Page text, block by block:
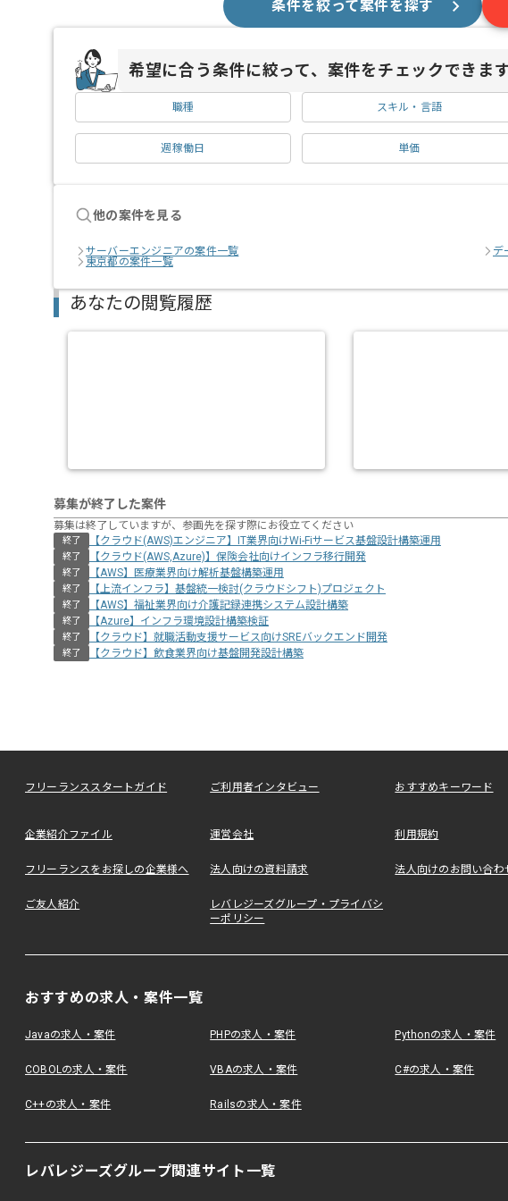
条件を絞って案件を探す
希望に合う条件に絞って、案件をチェックできます
職種 スキル・言語
週稼働日 単価
他の案件を見る
サーバーエンジニアの案件一覧
デ
東京都の案件一覧
あなたの閲覧履歴
募集が終了した案件
募集は終了していますが、参画先を探す際にお役立てください
終了 【クラウド(AWS)エンジニア】IT業界向けWi-Fiサービス基盤設計構築運用
終了 【クラウド(AWS,Azure)】保険会社向けインフラ移行開発
終了 【AWS】医療業界向け解析基盤構築運用
終了 【上流インフラ】基盤統一検討(クラウドシフト)プロジェクト
終了 【AWS】福祉業界向け介護記録連携システム設計構築
終了 【Azure】インフラ環境設計構築検証
終了 【クラウド】就職活動支援サービス向けSREバックエンド開発
終了 【クラウド】飲食業界向け基盤開発設計構築
フリーランススタートガイド ご利用者インタビュー おすすめキーワード
企業紹介ファイル 運営会社 利用規約
フリーランスをお探しの企業様へ 法人向けの資料請求 法人向けのお問い合わ
ご友人紹介
レバレジーズグループ・プライバシ
ーポリシー
おすすめの求人・案件一覧
Javaの求人・案件 PHPの求人・案件 Pythonの求人・案件
COBOLの求人・案件 VBAの求人・案件 C#の求人・案件
C++の求人・案件 Railsの求人・案件
レバレジーズグループ関連サイト一覧